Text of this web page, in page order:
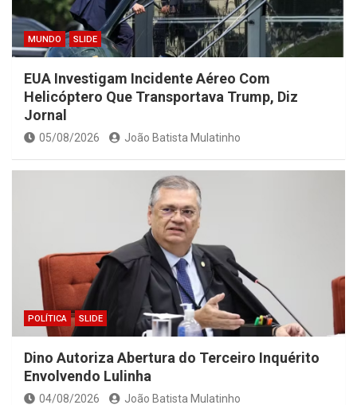
MUNDO SLIDE
EUA Investigam Incidente Aéreo Com
Helicóptero Que Transportava Trump, Diz
Jornal
05/08/2026 João Batista Mulatinho
POLÍTICA SLIDE
Dino Autoriza Abertura do Terceiro Inquérito
Envolvendo Lulinha
04/08/2026 João Batista Mulatinho